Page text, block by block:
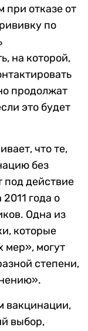
отказе от
по
на которой,
продолжат
это будет
что те,
без
под действие
года о
Одна из
которые
мер», могут
степени,
вакцинации,
выбор,